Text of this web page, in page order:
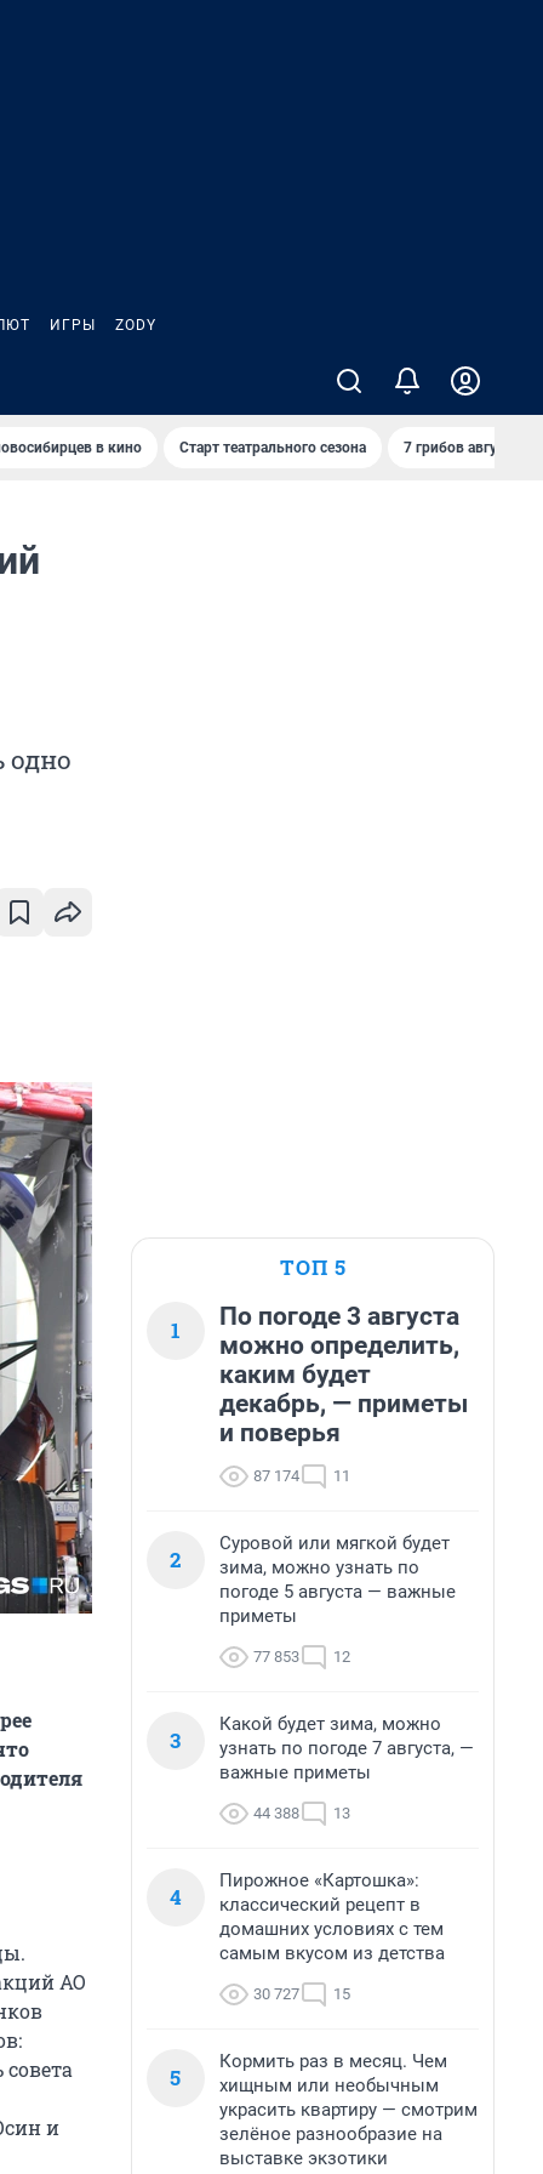
ИГРЫ ZODY
в кино Старт театрального сезона 7 грибов августа
одно
АО
и
ТОП 5
1
По погоде 3 августа
можно определить,
каким будет
декабрь, — приметы
и поверья
87 174 11
2
Суровой или мягкой будет
зима, можно узнать по
погоде 5 августа — важные
приметы
77 853 12
3
Какой будет зима, можно
узнать по погоде 7 августа, —
важные приметы
44 388 13
4
Пирожное «Картошка»:
классический рецепт в
домашних условиях с тем
самым вкусом из детства
30 727 15
5
Кормить раз в месяц. Чем
хищным или необычным
украсить квартиру — смотрим
зелёное разнообразие на
выставке экзотики